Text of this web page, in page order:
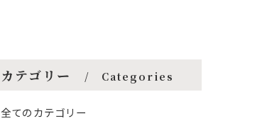
カテゴリー Categories
全てのカテゴリー